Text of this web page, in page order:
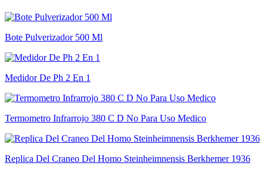
Bote Pulverizador 500 Ml
Medidor De Ph 2 En 1
Termometro Infrarrojo 380 C D No Para Uso Medico
Replica Del Craneo Del Homo Steinheimnensis Berkhemer 1936